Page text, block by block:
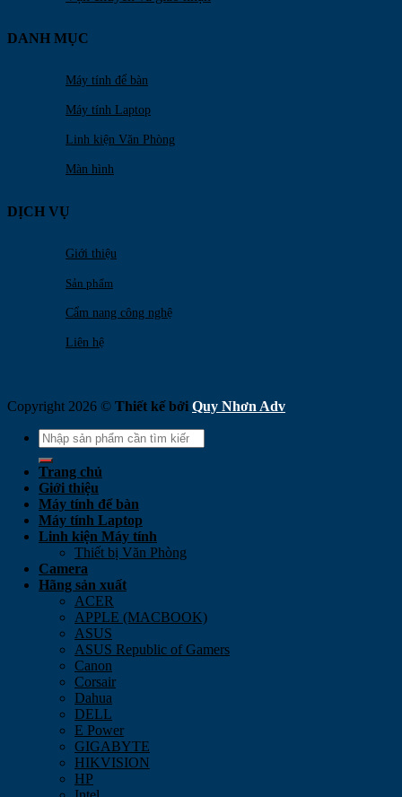
DANH MỤC
Máy tính để bàn
Máy tính Laptop
Linh kiện Văn Phòng
Màn hình
DỊCH VỤ
Giới thiệu
Sản phẩm
Cẩm nang công nghệ
Liên hệ
Copyright 2026 © Thiết kế bởi Quy Nhơn Adv
Search
for:
Trang chủ
Giới thiệu
Máy tính để bàn
Máy tính Laptop
Linh kiện Máy tính
Thiết bị Văn Phòng
Camera
Hãng sản xuất
ACER
APPLE (MACBOOK)
ASUS
ASUS Republic of Gamers
Canon
Corsair
Dahua
DELL
E Power
GIGABYTE
HIKVISION
HP